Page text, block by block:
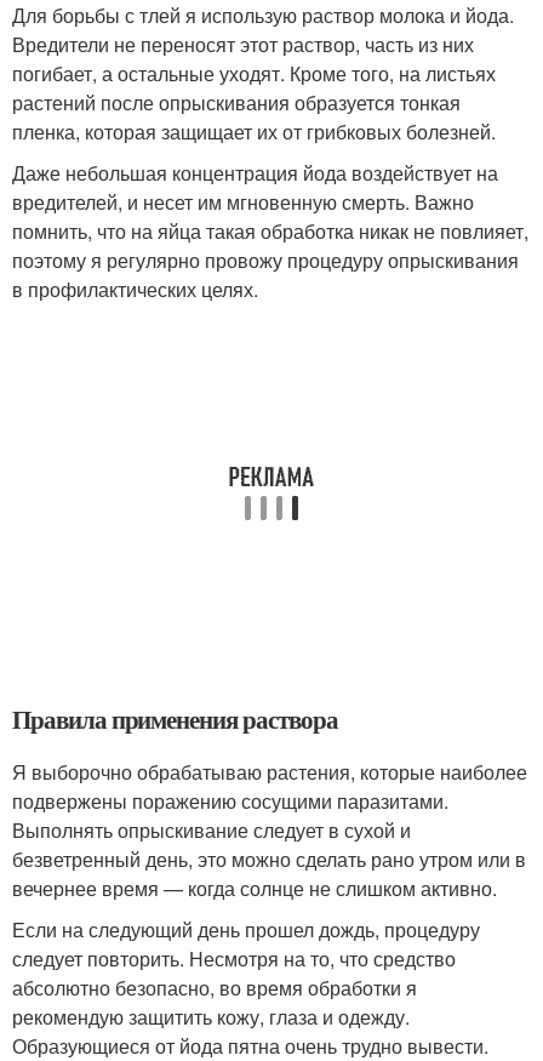
Для борьбы с тлей я использую раствор молока и йода.
Вредители не переносят этот раствор, часть из них
погибает, а остальные уходят. Кроме того, на листьях
растений после опрыскивания образуется тонкая
пленка, которая защищает их от грибковых болезней.
Даже небольшая концентрация йода воздействует на
вредителей, и несет им мгновенную смерть. Важно
помнить, что на яйца такая обработка никак не повлияет,
поэтому я регулярно провожу процедуру опрыскивания
в профилактических целях.
Правила применения раствора
Я выборочно обрабатываю растения, которые наиболее
подвержены поражению сосущими паразитами.
Выполнять опрыскивание следует в сухой и
безветренный день, это можно сделать рано утром или в
вечернее время — когда солнце не слишком активно.
Если на следующий день прошел дождь, процедуру
следует повторить. Несмотря на то, что средство
абсолютно безопасно, во время обработки я
рекомендую защитить кожу, глаза и одежду.
Образующиеся от йода пятна очень трудно вывести.